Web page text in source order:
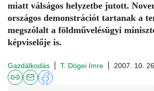
miatt válságos helyzetbe jutott.
országos demonstrációt tartanak a
megszólalt a földművelésügyi
képviselője is.
Gazdálkodás T. Dögei Imre 2007. 10. 26.